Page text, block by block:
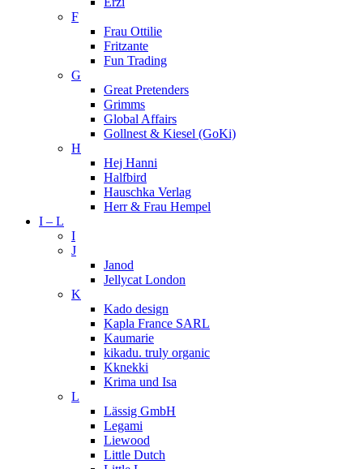
F
Frau Ottilie
Fritzante
Fun Trading
G
Great Pretenders
Grimms
Global Affairs
Gollnest & Kiesel (GoKi)
H
Hej Hanni
Halfbird
Hauschka Verlag
Herr & Frau Hempel
I – L
I
J
Janod
Jellycat London
K
Kado design
Kapla France SARL
Kaumarie
kikadu. truly organic
Kknekki
Krima und Isa
L
Lässig GmbH
Legami
Liewood
Little Dutch